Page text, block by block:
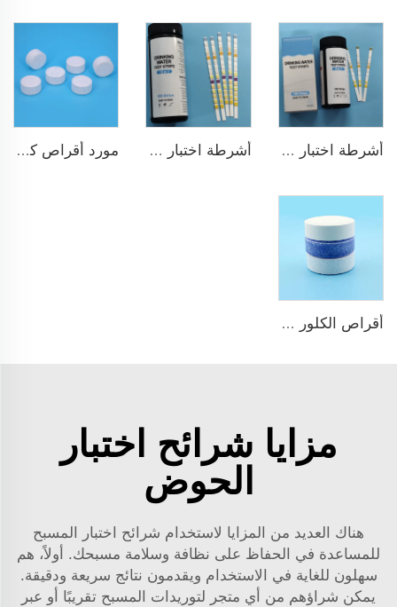
أشرطة اختبار ماء الشرب 9 في 1 أشرطة اختبار سريع ودقيق للمسبح 15 في 1 لماء الشرب مورد أقراص كلور TCCA بالجملة مطهر مسبح السباحة
أقراص الكلور TCCA للبассين
مزايا شرائح اختبار
الحوض
هناك العديد من المزايا لاستخدام شرائح اختبار المسبح
للمساعدة في الحفاظ على نظافة وسلامة مسبحك. أولاً، هم
سهلون للغاية في الاستخدام ويقدمون نتائج سريعة ودقيقة.
يمكن شراؤهم من أي متجر لتوريدات المسبح تقريبًا أو عبر